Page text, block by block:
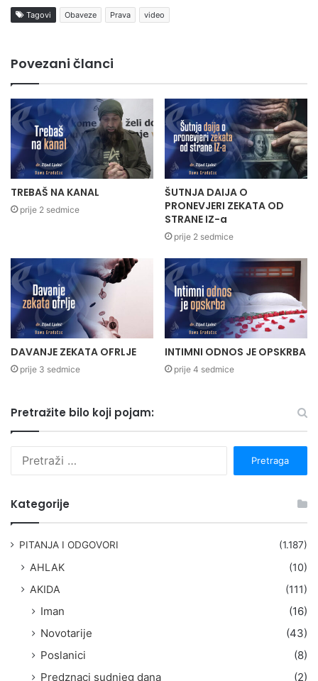
Tagovi Obaveze Prava video
Povezani članci
TREBAŠ NA KANAL
prije 2 sedmice
ŠUTNJA DAIJA O
PRONEVJERI ZEKATA OD
STRANE IZ-a
prije 2 sedmice
DAVANJE ZEKATA OFRLJE
prije 3 sedmice
INTIMNI ODNOS JE OPSKRBA
prije 4 sedmice
Pretražite bilo koji pojam:
Kategorije
PITANJA I ODGOVORI (1.187)
AHLAK
(10)
AKIDA
(111)
Iman
(16)
Novotarije
(43)
Poslanici
(8)
Predznaci sudnjeg dana
(2)